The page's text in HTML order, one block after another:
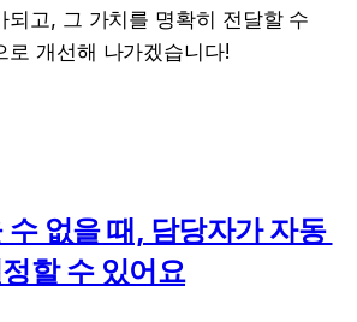
되고, 그 가치를 명확히 전달할 수
로 개선해 나가겠습니다!
수 없을 때, 담당자가 자동
할 수 있어요